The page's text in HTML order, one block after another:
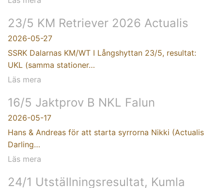
23/5 KM Retriever 2026 Actualis
2026-05-27
SSRK Dalarnas KM/WT I Långshyttan 23/5, resultat:
UKL (samma stationer…
Läs mera
16/5 Jaktprov B NKL Falun
2026-05-17
Hans & Andreas för att starta syrrorna Nikki (Actualis
Darling…
Läs mera
24/1 Utställningsresultat, Kumla